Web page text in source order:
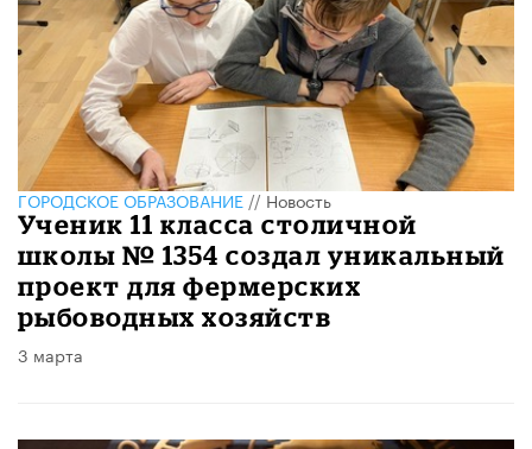
ГОРОДСКОЕ ОБРАЗОВАНИЕ//Новость
Ученик 11 класса столичной
школы № 1354 создал уникальный
проект для фермерских
рыбоводных хозяйств
3 марта